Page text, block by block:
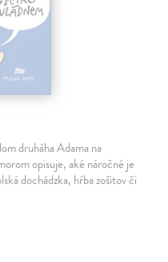
druháha Adama na
opisuje, aké náročné je
dochádzka, hŕba zošitov či